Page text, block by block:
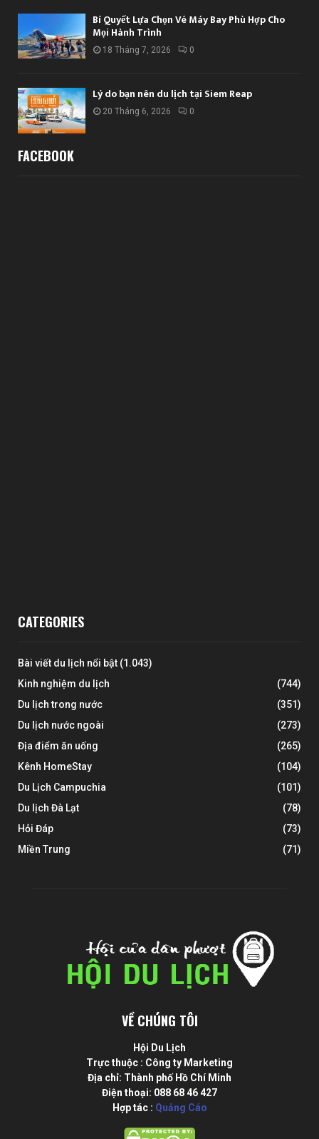
Bí Quyết Lựa Chọn Vé Máy Bay Phù Hợp Cho
Mọi Hành Trình
18 Tháng 7, 2026 0
Lý do bạn nên du lịch tại Siem Reap
20 Tháng 6, 2026 0
FACEBOOK
CATEGORIES
Bài viết du lịch nổi bật (1.043)
Kinh nghiệm du lịch
(744)
Du lịch trong nước
(351)
Du lịch nước ngoài
(273)
Địa điểm ăn uống
(265)
Kênh HomeStay
(104)
Du Lịch Campuchia
(101)
Du lịch Đà Lạt
(78)
Hỏi Đáp
(73)
Miền Trung
(71)
VỀ CHÚNG TÔI
Hội Du Lịch
Trực thuộc : Công ty Marketing
Địa chỉ: Thành phố Hồ Chí Minh
Điện thoại: 088 68 46 427
Hợp tác : Quảng Cáo